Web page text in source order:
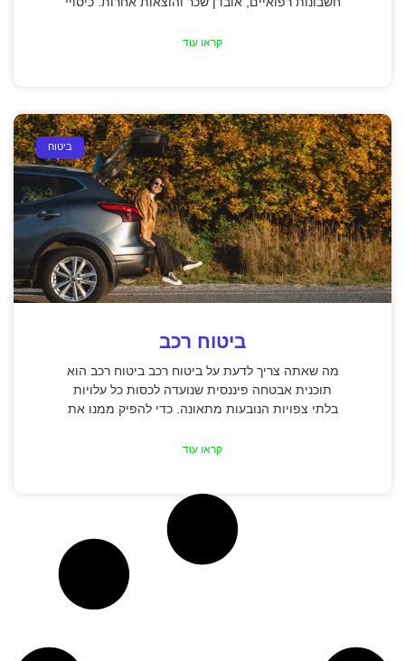
קראו עוד
ביטוח
ביטוח רכב
מה שאתה צריך לדעת על ביטוח רכב ביטוח רכב הוא
תוכנית אבטחה פיננסית שנועדה לכסות כל עלויות
בלתי צפויות הנובעות מתאונה. כדי להפיק ממנו את
קראו עוד